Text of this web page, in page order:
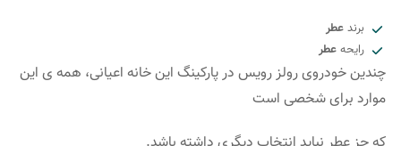
برند عطر
رایحه عطر
چندین خودروی رولز رویس در پارکینگ این خانه اعیانی، همه ی این
موارد برای شخصی است